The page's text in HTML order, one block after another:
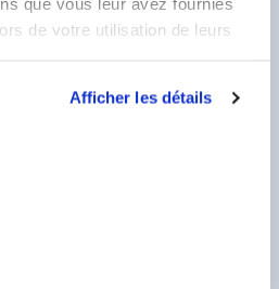
de votre utilisation de leurs
Afficher les détails
Client